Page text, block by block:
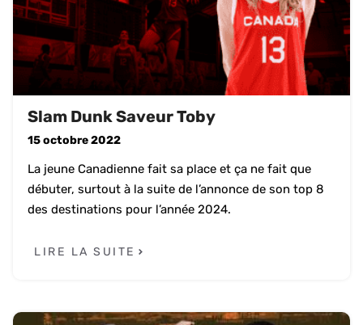
Slam Dunk Saveur Toby
15 octobre 2022
La jeune Canadienne fait sa place et ça ne fait que
débuter, surtout à la suite de l’annonce de son top 8
des destinations pour l’année 2024.
LIRE LA SUITE